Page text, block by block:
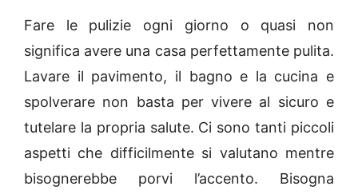
Fare le pulizie ogni giorno o quasi non
significa avere una casa perfettamente pulita.
Lavare il pavimento, il bagno e la cucina e
spolverare non basta per vivere al sicuro e
tutelare la propria salute. Ci sono tanti piccoli
aspetti che difficilmente si valutano mentre
bisognerebbe porvi l’accento. Bisogna